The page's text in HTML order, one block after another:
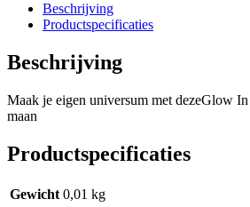
Beschrijving
Productspecificaties
Beschrijving
Maak je eigen universum met dezeGlow
maan
Productspecificaties
Gewicht 0,01 kg